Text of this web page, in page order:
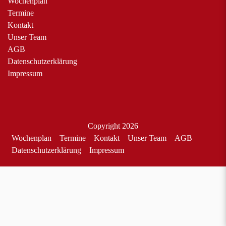
Termine
Kontakt
Unser Team
AGB
Datenschutzerklärung
Impressum
Copyright 2026
Wochenplan
Termine Kontakt Unser Team
AGB
Datenschutzerklärung
Impressum